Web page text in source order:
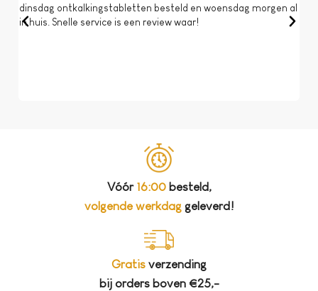
dinsdag ontkalkingstabletten besteld en woensdag morgen al
in huis. Snelle service is een review waar!
Vóór 16:00besteld,
volgende werkdaggeleverd!
Gratis verzending
bij orders boven €25,-